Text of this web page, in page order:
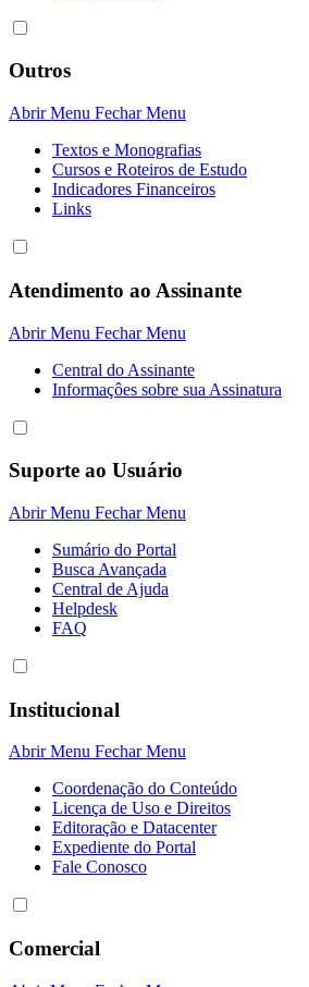
Outros
Abrir Menu Fechar Menu
Textos e Monografias
Cursos e Roteiros de Estudo
Indicadores Financeiros
Links
Atendimento ao Assinante
Abrir Menu Fechar Menu
Central do Assinante
Informaçôes sobre sua Assinatura
Suporte ao Usuário
Abrir Menu Fechar Menu
Sumário do Portal
Busca Avançada
Central de Ajuda
Helpdesk
FAQ
Institucional
Abrir Menu Fechar Menu
Coordenação do Conteúdo
Licença de Uso e Direitos
Editoração e Datacenter
Expediente do Portal
Fale Conosco
Comercial